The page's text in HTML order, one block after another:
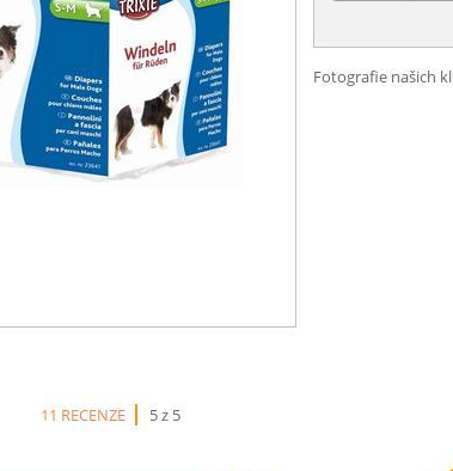
Fotografie našich
11 RECENZE 5 z 5